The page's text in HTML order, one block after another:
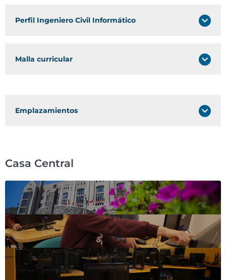
Perfil Ingeniero Civil Informático
Malla curricular
Emplazamientos
Casa Central